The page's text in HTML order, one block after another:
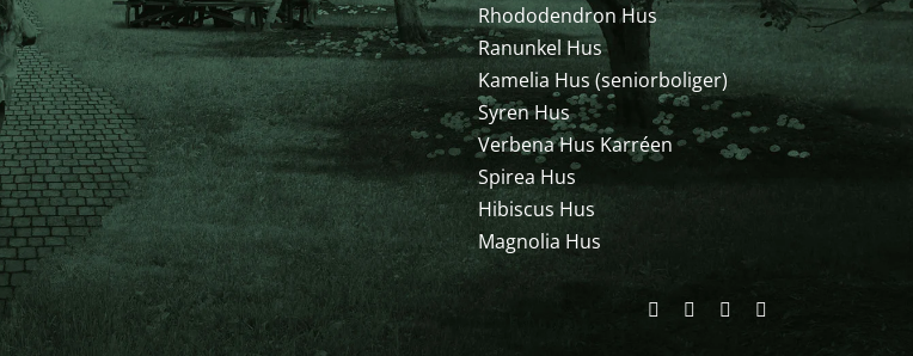
Rhododendron Hus
Ranunkel Hus
Kamelia Hus (seniorboliger)
Syren Hus
Verbena Hus Karréen
Spirea Hus
Hibiscus Hus
Magnolia Hus